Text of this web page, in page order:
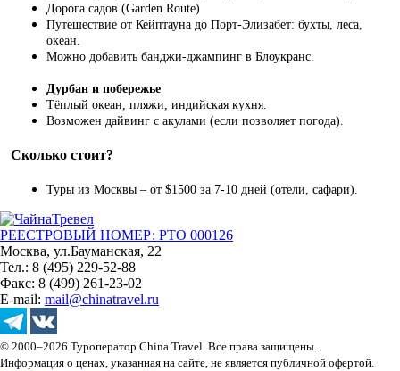
Дорога садов (Garden Route)
Путешествие от Кейптауна до Порт-Элизабет: бухты, леса,
океан.
Можно добавить банджи-джампинг в Блоукранс.
Дурбан и побережье
Тёплый океан, пляжи, индийская кухня.
Возможен дайвинг с акулами (если позволяет погода).
Сколько стоит?
Туры из Москвы – от $1500 за 7-10 дней (отели, сафари).
РЕЕСТРОВЫЙ НОМЕР: РТО 000126
Москва, ул.Бауманская, 22
Тел.: 8 (495) 229-52-88
Факс: 8 (499) 261-23-02
E-mail: mail@chinatravel.ru
© 2000–2026 Туроператор China Travel. Все права защищены.
Информация о ценах, указанная на сайте, не является публичной офертой.